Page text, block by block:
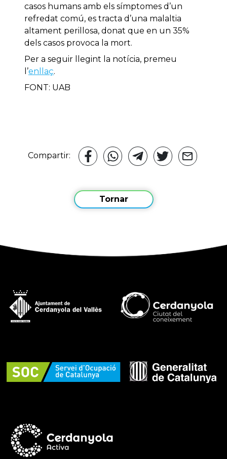
casos humans amb els símptomes d’un
refredat comú, es tracta d’una malaltia
altament perillosa, donat que en un 35%
dels casos provoca la mort.
Per a seguir llegint la notícia, premeu
l’enllaç.
FONT: UAB
Compartir:
Tornar